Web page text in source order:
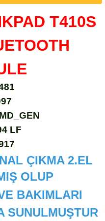
T410S
LF
ÇIKMA 2.EL
OLUP
BAKIMLARI
SUNULMUŞTUR